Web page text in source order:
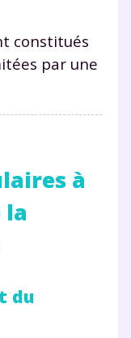
constitués
par une
à
la
du